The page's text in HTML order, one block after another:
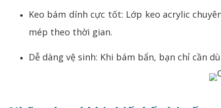
Keo bám dính cực tốt: Lớp keo acrylic
mép theo thời gian.
Dễ dàng vệ sinh: Khi bám bẩn, bạn chỉ cần